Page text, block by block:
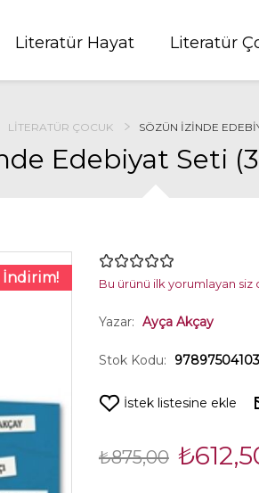
Literatür Hayat Literatür
LITERATÜR ÇOCUK SÖZÜN İZINDE
Edebiyat Seti
İndirim! Bu ürünü ilk yorumlayan siz
Yazar: Ayça Akçay
Stok Kodu:
İstek listesine ekle
₺875,00